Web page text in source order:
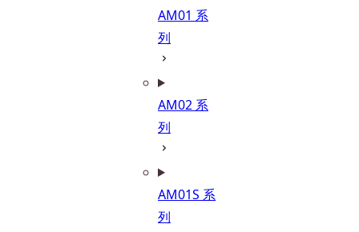
AM01 系
列
AM02 系
列
AM01S 系
列